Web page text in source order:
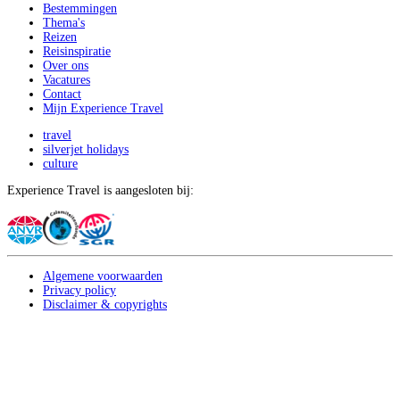
Bestemmingen
Thema's
Reizen
Reisinspiratie
Over ons
Vacatures
Contact
Mijn Experience Travel
travel
silverjet holidays
culture
Experience Travel is aangesloten bij:
Algemene voorwaarden
Privacy policy
Disclaimer & copyrights